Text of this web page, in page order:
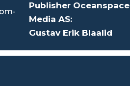
Publisher Oceanspace
Media AS:
Gustav Erik Blaalid